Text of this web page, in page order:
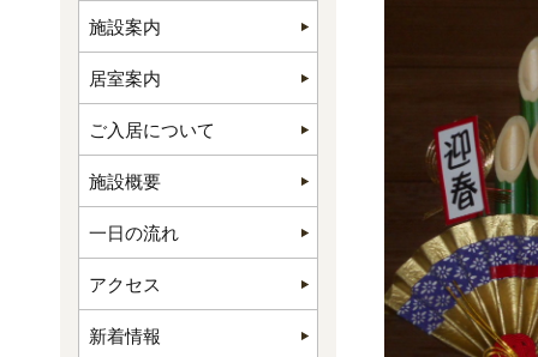
施設案内
居室案内
ご入居について
施設概要
一日の流れ
アクセス
新着情報